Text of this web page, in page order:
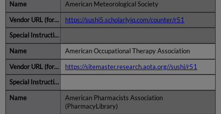
American Meteorological Society
https://sushi5.scholarlyiq.com/counter/r51
American Occupational Therapy Association
https://sitemaster.research.aota.org//sushi/r51
American Pharmacists Association
(PharmacyLibrary)